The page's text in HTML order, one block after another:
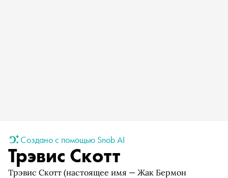
Создано с помощью Snob AI
Трэвис Скотт
Трэвис Скотт (настоящее имя — Жак Бермон